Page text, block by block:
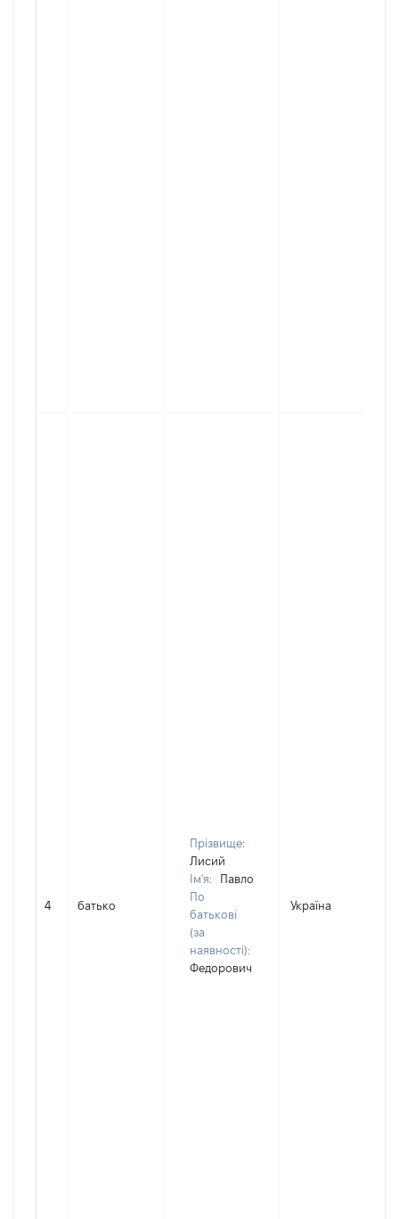
4 батько
Прізвище:
Лисий
Ім'я:
Павло
По
батькові
(за
наявності):
Федорович
Україна